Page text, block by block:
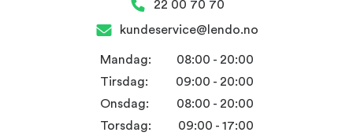
22 00 70 70
kundeservice@lendo.no
Mandag:
08:00 - 20:00
Tirsdag:
09:00 - 20:00
Onsdag:
08:00 - 20:00
Torsdag:
09:00 - 17:00